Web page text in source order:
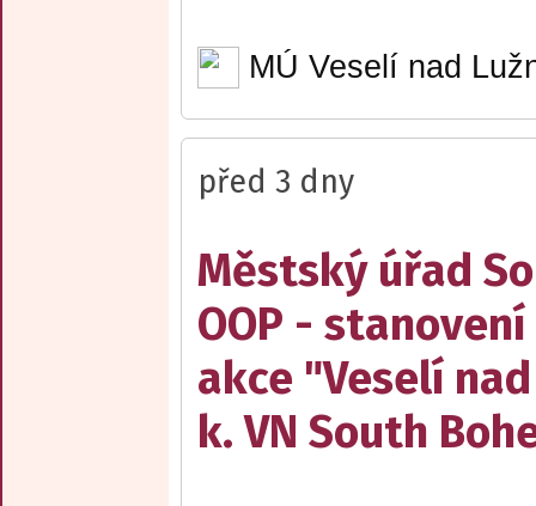
MÚ Veselí nad
před 3 dny
Městský úřad
OOP -
akce "Veselí
k. VN South